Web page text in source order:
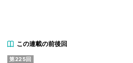
この連載の前後回
第225回